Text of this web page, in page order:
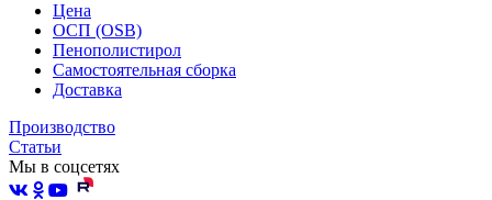
Цена
ОСП (OSB)
Пенополистирол
Самостоятельная сборка
Доставка
Производство
Статьи
Мы в соцсетях